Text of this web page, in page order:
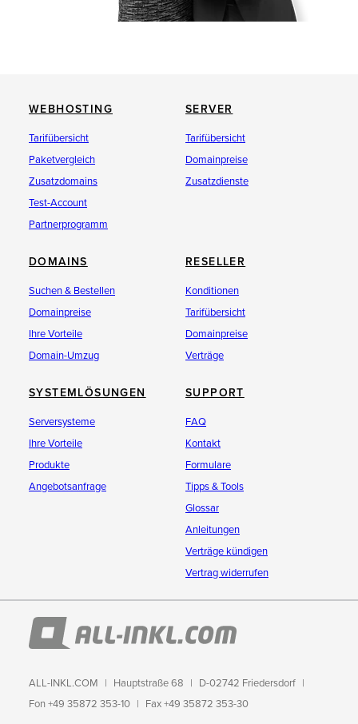
WEBHOSTING
Tarifübersicht
Paketvergleich
Zusatzdomains
Test-Account
Partnerprogramm
SERVER
Tarifübersicht
Domainpreise
Zusatzdienste
DOMAINS
Suchen & Bestellen
Domainpreise
Ihre Vorteile
Domain-Umzug
RESELLER
Konditionen
Tarifübersicht
Domainpreise
Verträge
SYSTEMLÖSUNGEN
Serversysteme
Ihre Vorteile
Produkte
Angebotsanfrage
SUPPORT
FAQ
Kontakt
Formulare
Tipps & Tools
Glossar
Anleitungen
Verträge kündigen
Vertrag widerrufen
ALL-INKL.COM Hauptstraße 68
D-02742 Friedersdorf
Fon +49 35872 353-10
Fax +49 35872 353-30